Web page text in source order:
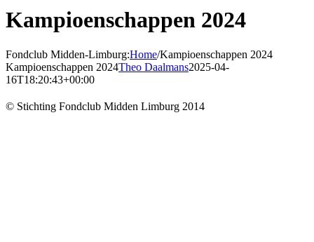
Kampioenschappen 2024
Fondclub Midden-Limburg:Home/Kampioenschappen 2024
Kampioenschappen 2024Theo Daalmans2025-04-
16T18:20:43+00:00
© Stichting Fondclub Midden Limburg 2014